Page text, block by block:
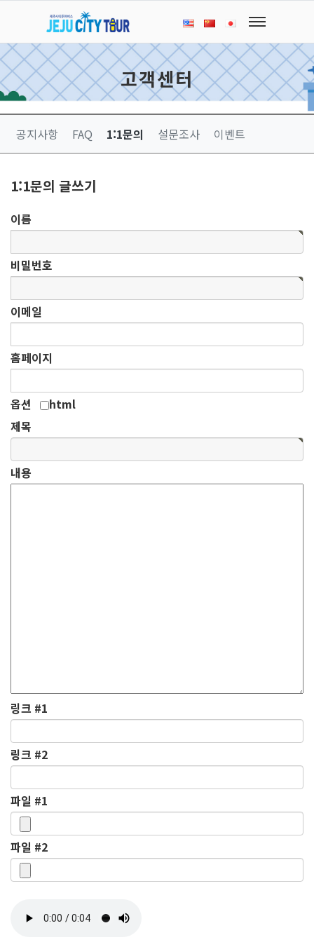
고객센터
공지사항 FAQ 1:1문의 설문조사 이벤트
1:1문의 글쓰기
이름
비밀번호
이메일
홈페이지
옵션
html
제목
내용
링크 #1
링크 #2
파일 #1
파일 #2